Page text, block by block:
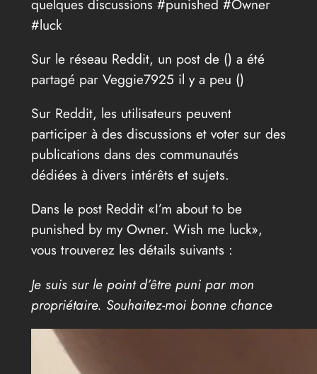
quelques discussions #punished #Owner
#luck
Sur le réseau Reddit, un post de () a été
partagé par Veggie7925 il y a peu ()
Sur Reddit, les utilisateurs peuvent
participer à des discussions et voter sur des
publications dans des communautés
dédiées à divers intérêts et sujets.
Dans le post Reddit «I’m about to be
punished by my Owner. Wish me luck»,
vous trouverez les détails suivants :
Je suis sur le point d’être puni par mon
propriétaire. Souhaitez-moi bonne chance